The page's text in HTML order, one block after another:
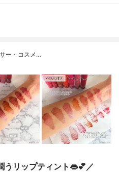
ー・コスメ…
うリップティント👄💕／